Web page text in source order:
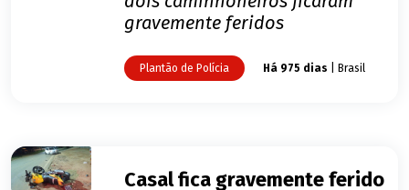
gravemente feridos
Plantão de Polícia Há 975 dias | Brasil
Casal fica gravemente ferido